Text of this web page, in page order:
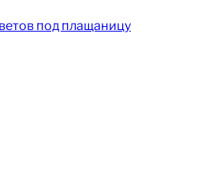
под плащаницу